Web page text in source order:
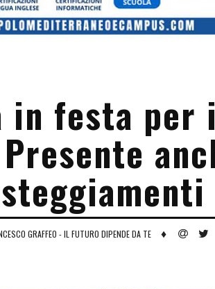
in festa per
GRAFFEO - IL FUTURO DIPENDE DA TE ♦